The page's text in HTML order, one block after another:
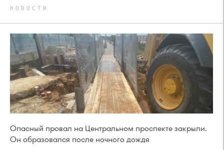
НОВОСТИ
Опасный провал на Центральном проспекте закрыли.
Он образовался после ночного дождя